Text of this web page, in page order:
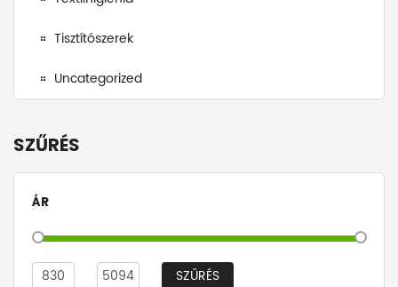
Tisztítószerek
Uncategorized
SZŰRÉS
ÁR
SZŰRÉS